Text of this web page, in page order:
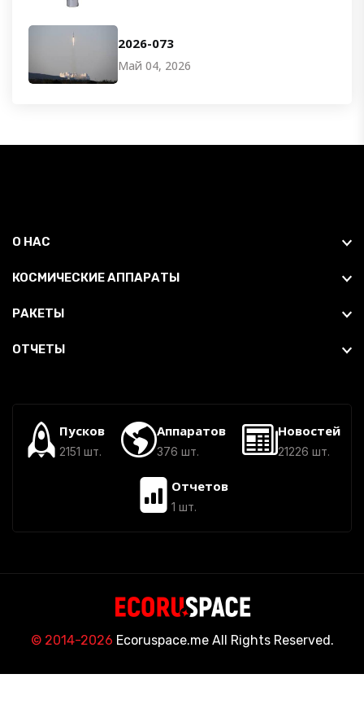
2026-073
Май 04, 2026
О НАС
КОСМИЧЕСКИЕ АППАРАТЫ
РАКЕТЫ
ОТЧЕТЫ
Пусков
2151 шт.
Аппаратов
376 шт.
Новостей
21226 шт.
Отчетов
1 шт.
© 2014-2026 Ecoruspace.me All Rights Reserved.